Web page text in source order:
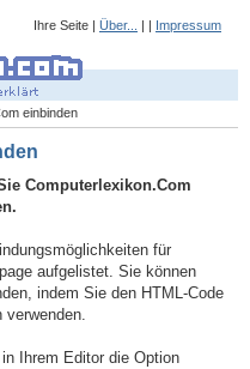
Ihre Seite | Über... | | Impressum
einbinden
Computerlexikon.Com
für
aufgelistet. Sie können
indem Sie den HTML-Code
verwenden.
Ihrem Editor die Option